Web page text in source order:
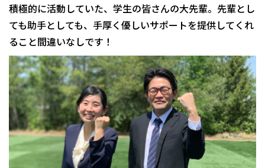
積極的に活動していた、学生の皆さんの大先輩。先輩とし
ても助手としても、手厚く優しいサポートを提供してくれ
ること間違いなしです！